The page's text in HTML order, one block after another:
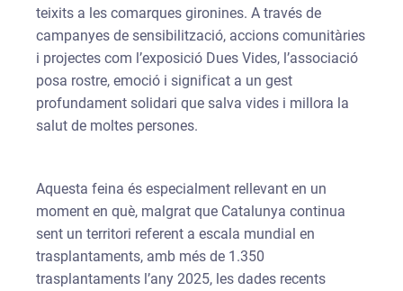
teixits a les comarques gironines. A través de
campanyes de sensibilització, accions comunitàries
i projectes com l’exposició Dues Vides, l’associació
posa rostre, emoció i significat a un gest
profundament solidari que salva vides i millora la
salut de moltes persones.
Aquesta feina és especialment rellevant en un
moment en què, malgrat que Catalunya continua
sent un territori referent a escala mundial en
trasplantaments, amb més de 1.350
trasplantaments l’any 2025, les dades recents